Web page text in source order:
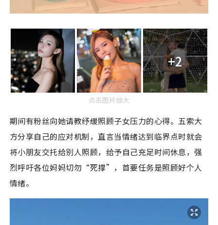
+2
点击图片放大
期间有粉丝向她请教纾缓照顾子女压力的心得。五索大
方分享自己的应对机制，直言当情绪达到临界点时就会
将小朋友交托给别人照顾，给予自己充足时间休息，强
烈呼吁各位妈妈切勿“死撑”，首要任务是照顾好个人
情绪。